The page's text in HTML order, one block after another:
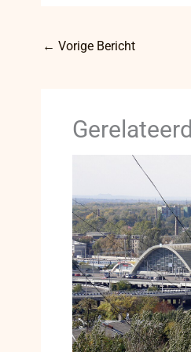
← Vorige Bericht